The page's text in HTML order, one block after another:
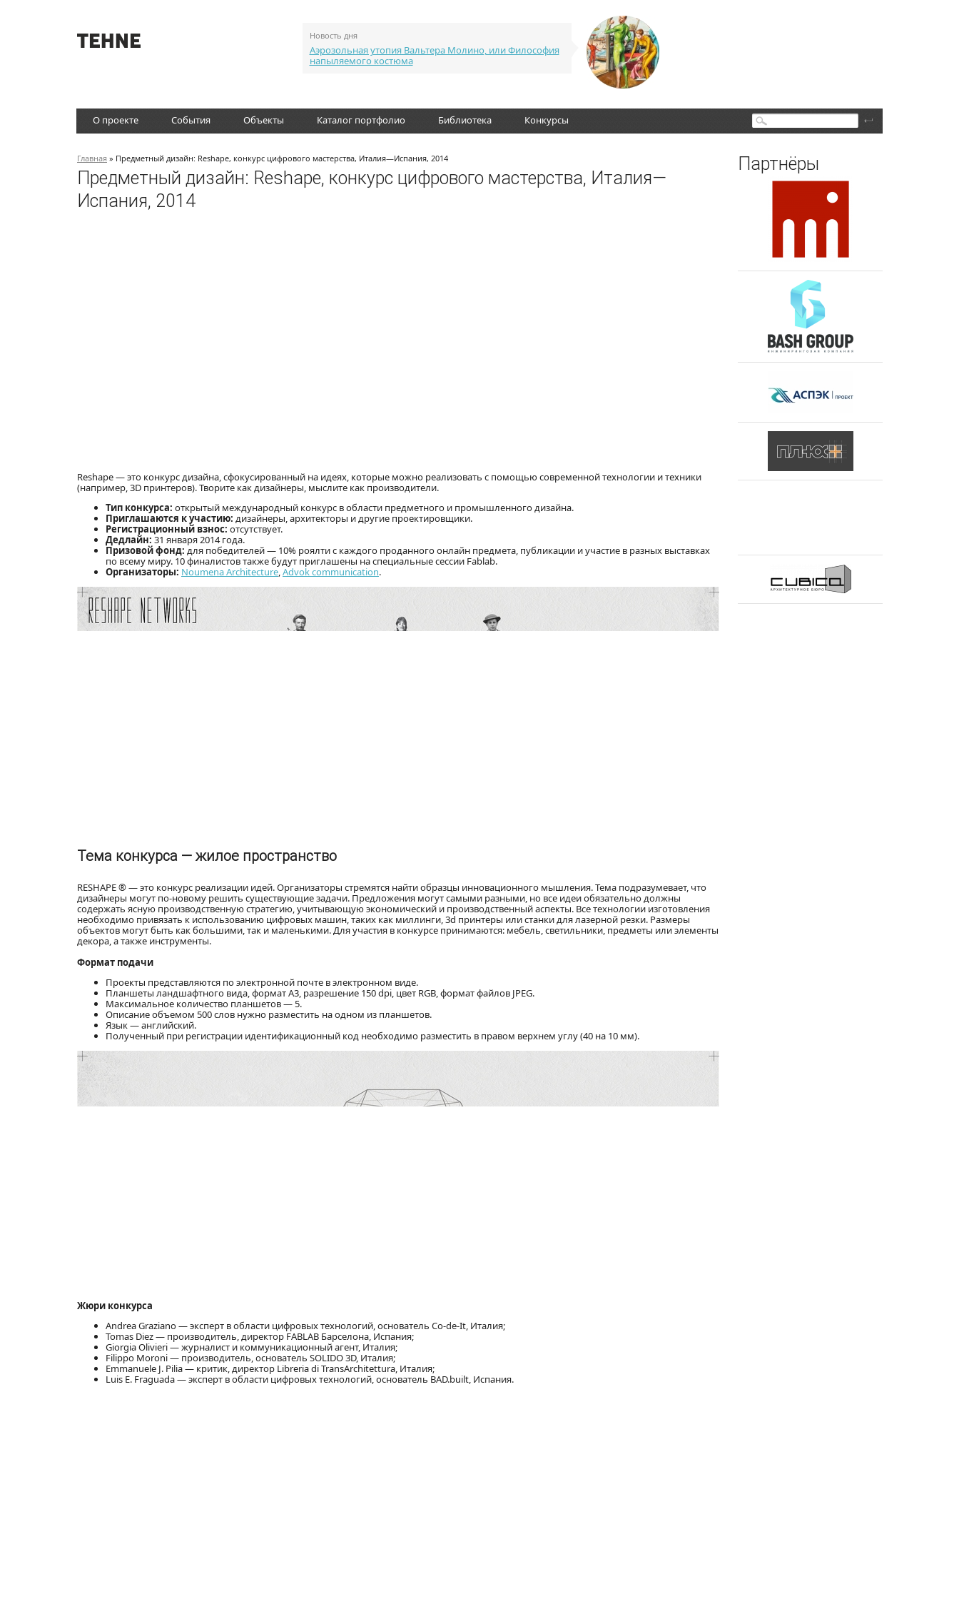
Новость дня
Аэрозольная утопия Вальтера Молино, или Философия
напыляемого костюма
О проекте События Объекты Каталог портфолио Библиотека Конкурсы Поиск
Главная » Предметный дизайн: Reshape, конкурс цифрового мастерства, Италия—Испания, 2014
Предметный дизайн: Reshape, конкурс цифрового мастерства, Италия—
Испания, 2014
Reshape — это конкурс дизайна, сфокусированный на идеях, которые можно реализовать с помощью современной технологии и техники
(например, 3D принтеров). Творите как дизайнеры, мыслите как производители.
Тип конкурса: открытый международный конкурс в области предметного и промышленного дизайна.
Приглашаются к участию: дизайнеры, архитекторы и другие проектировщики.
Регистрационный взнос: отсутствует.
Дедлайн: 31 января 2014 года.
Призовой фонд: для победителей — 10% роялти с каждого проданного онлайн предмета, публикации и участие в разных выставках
по всему миру. 10 финалистов также будут приглашены на специальные сессии Fablab.
Организаторы: Noumena Architecture,Advok communication.
Тема конкурса — жилое пространство
RESHAPE ® — это конкурс реализации идей. Организаторы стремятся найти образцы инновационного мышления. Тема подразумевает, что
дизайнеры могут по-новому решить существующие задачи. Предложения могут самыми разными, но все идеи обязательно должны
содержать ясную производственную стратегию, учитывающую экономический и производственный аспекты. Все технологии изготовления
необходимо привязать к использованию цифровых машин, таких как миллинги, 3d принтеры или станки для лазерной резки. Размеры
объектов могут быть как большими, так и маленькими. Для участия в конкурсе принимаются: мебель, светильники, предметы или элементы
декора, а также инструменты.
Формат подачи
Проекты представляются по электронной почте в электронном виде.
Планшеты ландшафтного вида, формат A3, разрешение 150 dpi, цвет RGB, формат файлов JPEG.
Максимальное количество планшетов — 5.
Описание объемом 500 слов нужно разместить на одном из планшетов.
Язык — английский.
Полученный при регистрации идентификационный код необходимо разместить в правом верхнем углу (40 на 10 мм).
Жюри конкурса
Andrea Graziano — эксперт в области цифровых технологий, основатель Co-de-It, Италия;
Tomas Diez — производитель, директор FABLAB Барселона, Испания;
Giorgia Olivieri — журналист и коммуникационный агент, Италия;
Filippo Moroni — производитель, основатель SOLIDO 3D, Италия;
Emmanuele J. Pilia — критик, директор Libreria di TransArchitettura, Италия;
Luis E. Fraguada — эксперт в области цифровых технологий, основатель BAD.built, Испания.
Партнёры